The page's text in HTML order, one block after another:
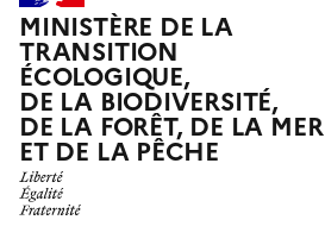
MINISTÈRE DE LA
TRANSITION
ÉCOLOGIQUE,
DE LA BIODIVERSITÉ,
DE LA FORÊT, DE LA MER
ET DE LA PÊCHE